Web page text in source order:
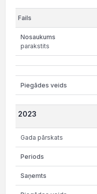
parakstits
2023
Gada pārskats